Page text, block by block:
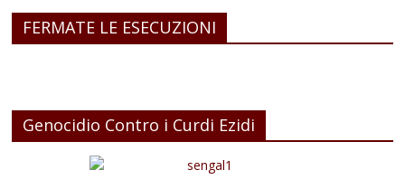
FERMATE LE ESECUZIONI
Genocidio Contro i Curdi Ezidi